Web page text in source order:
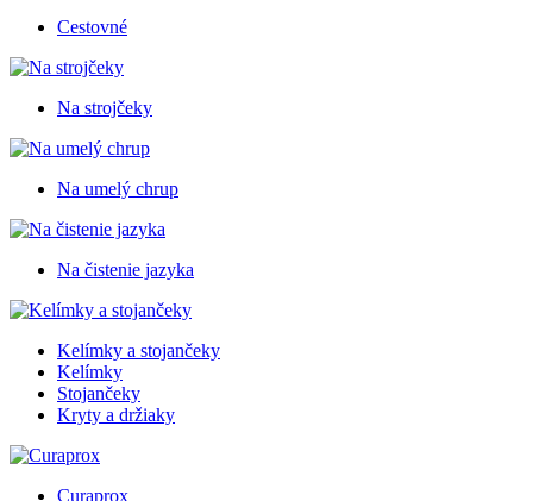
Cestovné
Na strojčeky
Na umelý chrup
Na čistenie jazyka
Kelímky a stojančeky
Kelímky
Stojančeky
Kryty a držiaky
Curaprox